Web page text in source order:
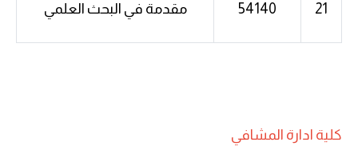
21
54140 مقدمة في البحث العلمي
كلية ادارة المشافي